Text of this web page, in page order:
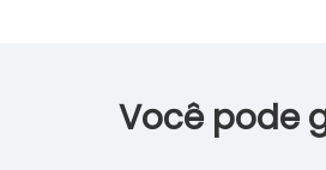
Você pode